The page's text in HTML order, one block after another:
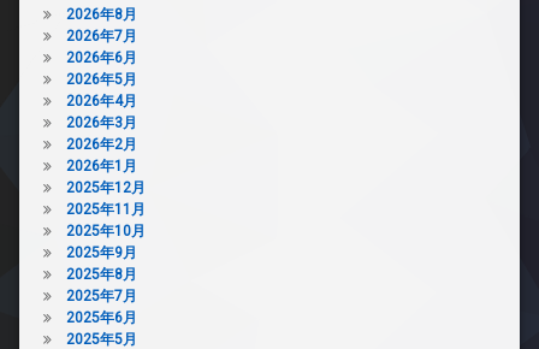
2026年8月
2026年7月
2026年6月
2026年5月
2026年4月
2026年3月
2026年2月
2026年1月
2025年12月
2025年11月
2025年10月
2025年9月
2025年8月
2025年7月
2025年6月
2025年5月